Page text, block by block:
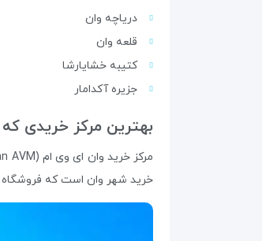
دریاچه وان
قلعه وان
کتیبه خشایارشا
جزیره آکدامار
بهترین مرکز خریدی
خرید شهر وان است که فروشگاه‌ های بیش از 90 برند مختلف